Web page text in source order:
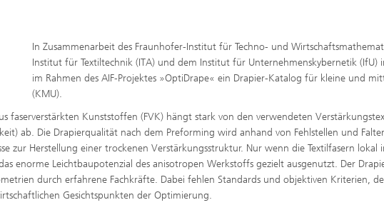
In Zusammenarbeit des Fraunhofer-Institut für Techno- und
Institut für Textiltechnik (ITA) und dem Institut für Unternehmenskybernetik (IfU)
im Rahmen des AIF-Projektes »OptiDrape« ein Drapier-Katalog für kleine und
(KMU).
faserverstärkten Kunststoffen (FVK) hängt stark von den verwendeten
ab. Die Drapierqualität nach dem Preforming wird anhand von Fehlstellen und
zur Herstellung einer trockenen Verstärkungsstruktur. Nur wenn die Textilfasern
enorme Leichtbaupotenzial des anisotropen Werkstoffs gezielt ausgenutzt. Der
durch erfahrene Fachkräfte. Dabei fehlen Standards und objektiven Kriterien,
Gesichtspunkten der Optimierung.